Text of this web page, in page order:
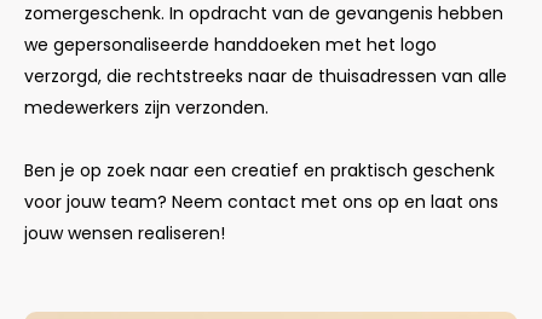
zomergeschenk. In opdracht van de gevangenis hebben
we gepersonaliseerde handdoeken met het logo
verzorgd, die rechtstreeks naar de thuisadressen van alle
medewerkers zijn verzonden.
Ben je op zoek naar een creatief en praktisch geschenk
voor jouw team? Neem contact met ons op en laat ons
jouw wensen realiseren!